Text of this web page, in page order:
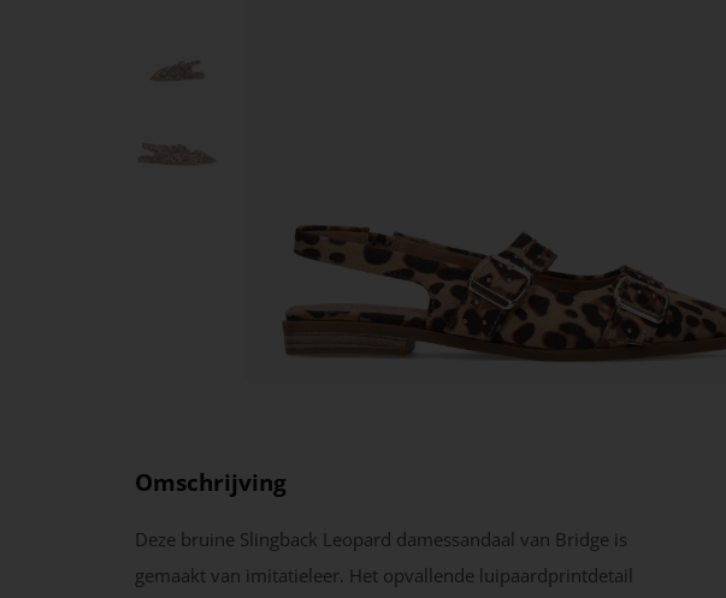
Omschrijving
Deze bruine Slingback Leopard damessandaal van Bridge is
gemaakt van imitatieleer. Het opvallende luipaardprintdetail